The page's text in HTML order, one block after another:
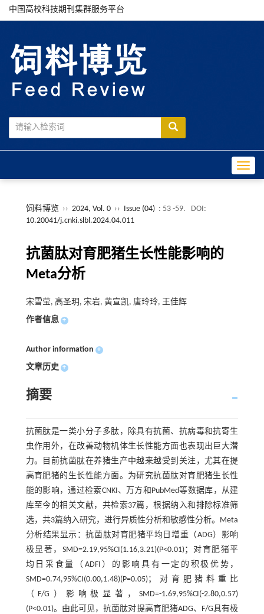
中国高校科技期刊集群服务平台
饲料博览 ›› 2024, Vol. 0 ›› Issue (04) : 53 -59.
DOI:
10.20041/j.cnki.slbl.2024.04.011
抗菌肽对育肥猪生长性能影响的
Meta分析
宋雪莹, 高圣玥, 宋岩, 黄宣凯, 唐玲玲, 王佳辉
作者信息 +
Author information +
文章历史 +
摘要
抗菌肽是一类小分子多肽，除具有抗菌、抗病毒和抗寄生
虫作用外，在改善动物机体生长性能方面也表现出巨大潜
力。目前抗菌肽在养猪生产中越来越受到关注，尤其在提
高育肥猪的生长性能方面。为研究抗菌肽对育肥猪生长性
能的影响，通过检索CNKI、万方和PubMed等数据库，从建
库至今的相关文献，共检索37篇，根据纳入和排除标准筛
选，共3篇纳入研究，进行异质性分析和敏感性分析。Meta
分析结果显示：抗菌肽对育肥猪平均日增重（ADG）影响
极显著，SMD=2.19,95%CI(1.16,3.21)(P<0.01)；对育肥猪平
均日采食量（ADFI）的影响具有一定的积极优势，
SMD=0.74,95%CI(0.00,1.48)(P=0.05)；对育肥猪料重比
（F/G）影响极显著，SMD=-1.69,95%CI(-2.80,0.57)
(P<0.01)。由此可见，抗菌肽对提高育肥猪ADG、F/G具有极